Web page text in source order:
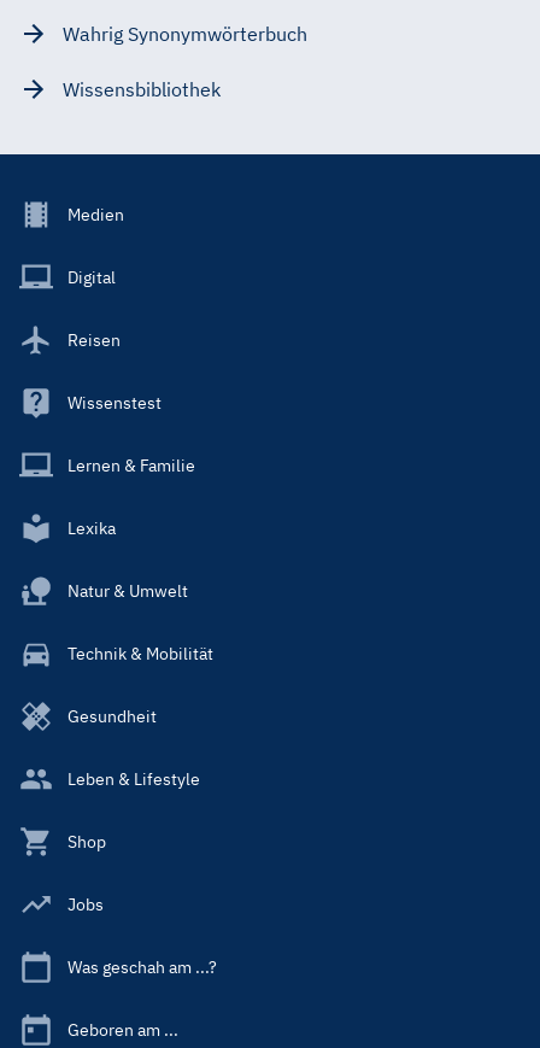
Wahrig Synonymwörterbuch
Wissensbibliothek
Footer
Main
Medien
Digital
Reisen
Wissenstest
Lernen & Familie
Lexika
Natur & Umwelt
Technik & Mobilität
Gesundheit
Leben & Lifestyle
Shop
Jobs
Was geschah am ...?
Geboren am ...